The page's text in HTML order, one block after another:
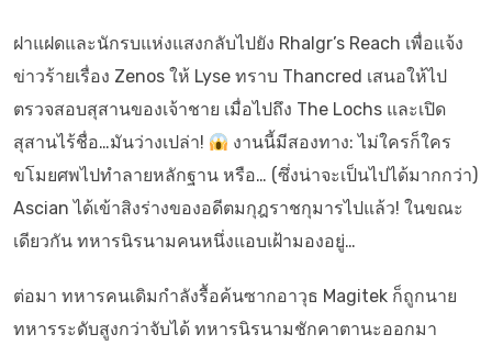
ฝาแฝดและนักรบแห่งแสงกลับไปยัง Rhalgr’s Reach เพื่อแจ้ง
ข่าวร้ายเรื่อง Zenos ให้ Lyse ทราบ Thancred เสนอให้ไป
ตรวจสอบสุสานของเจ้าชาย เมื่อไปถึง The Lochs และเปิด
สุสานไร้ชื่อ…มันว่างเปล่า!
งานนี้มีสองทาง: ไม่ใครก็ใคร
ขโมยศพไปทำลายหลักฐาน หรือ… (ซึ่งน่าจะเป็นไปได้มากกว่า)
Ascian ได้เข้าสิงร่างของอดีตมกุฎราชกุมารไปแล้ว! ในขณะ
เดียวกัน ทหารนิรนามคนหนึ่งแอบเฝ้ามองอยู่…
ต่อมา ทหารคนเดิมกำลังรื้อค้นซากอาวุธ Magitek ก็ถูกนาย
ทหารระดับสูงกว่าจับได้ ทหารนิรนามชักคาตานะออกมา